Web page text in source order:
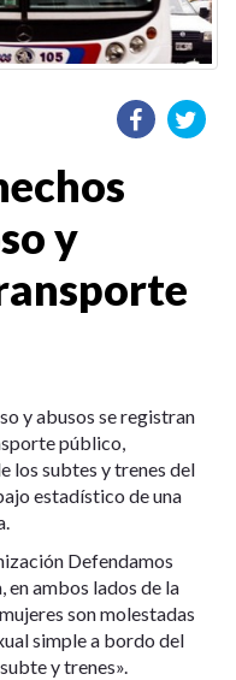
y
y abusos se registran
público,
los subtes y trenes del
estadístico de una
Defendamos
en ambos lados de la
son molestadas
simple a bordo del
y trenes».